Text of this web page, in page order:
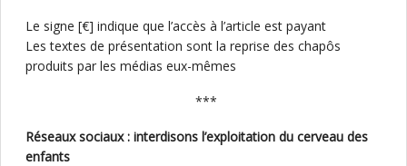
Le signe [€] indique que l’accès à l’article est payant
Les textes de présentation sont la reprise des chapôs
produits par les médias eux-mêmes
***
Réseaux sociaux : interdisons l’exploitation du cerveau des
enfants